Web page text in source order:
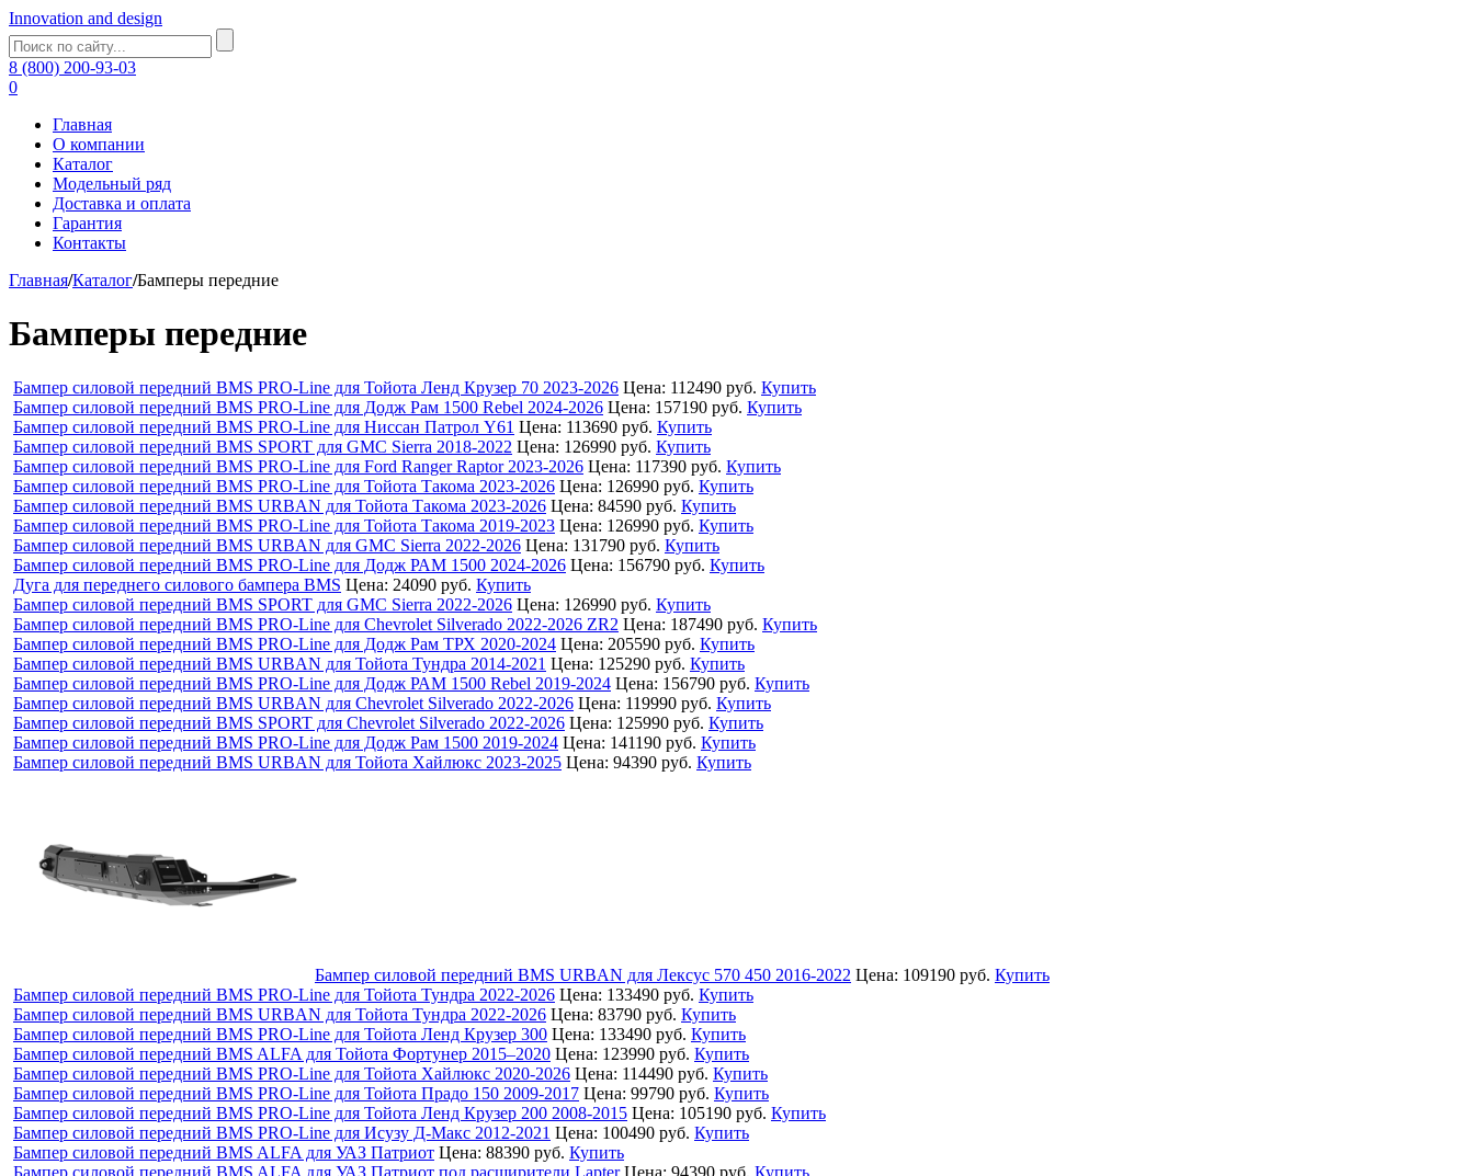
Innovation and design
8 (800) 200-93-03
0
Главная
О компании
Каталог
Модельный ряд
Доставка и оплата
Гарантия
Контакты
Главная/Каталог/Бамперы передние
Бамперы передние
Бампер силовой передний BMS PRO-Line для Тойота Ленд Крузер 70 2023-2026 Цена: 112490 руб. Купить
Бампер силовой передний BMS PRO-Line для Додж Рам 1500 Rebel 2024-2026 Цена: 157190 руб. Купить
Бампер силовой передний BMS PRO-Line для Ниссан Патрол Y61 Цена: 113690 руб. Купить
Бампер силовой передний BMS SPORT для GMC Sierra 2018-2022 Цена: 126990 руб. Купить
Бампер силовой передний BMS PRO-Line для Ford Ranger Raptor 2023-2026 Цена: 117390 руб. Купить
Бампер силовой передний BMS PRO-Line для Тойота Такома 2023-2026 Цена: 126990 руб. Купить
Бампер силовой передний BMS URBAN для Тойота Такома 2023-2026 Цена: 84590 руб. Купить
Бампер силовой передний BMS PRO-Line для Тойота Такома 2019-2023 Цена: 126990 руб. Купить
Бампер силовой передний BMS URBAN для GMC Sierra 2022-2026 Цена: 131790 руб. Купить
Бампер силовой передний BMS PRO-Line для Додж РАМ 1500 2024-2026 Цена: 156790 руб. Купить
Дуга для переднего силового бампера BMS Цена: 24090 руб. Купить
Бампер силовой передний BMS SPORT для GMC Sierra 2022-2026 Цена: 126990 руб. Купить
Бампер силовой передний BMS PRO-Line для Chevrolet Silverado 2022-2026 ZR2 Цена: 187490 руб. Купить
Бампер силовой передний BMS PRO-Line для Додж Рам ТРХ 2020-2024 Цена: 205590 руб. Купить
Бампер силовой передний BMS URBAN для Тойота Тундра 2014-2021 Цена: 125290 руб. Купить
Бампер силовой передний BMS PRO-Line для Додж РАМ 1500 Rebel 2019-2024 Цена: 156790 руб. Купить
Бампер силовой передний BMS URBAN для Chevrolet Silverado 2022-2026 Цена: 119990 руб. Купить
Бампер силовой передний BMS SPORT для Chevrolet Silverado 2022-2026 Цена: 125990 руб. Купить
Бампер силовой передний BMS PRO-Line для Додж Рам 1500 2019-2024 Цена: 141190 руб. Купить
Бампер силовой передний BMS URBAN для Тойота Хайлюкс 2023-2025 Цена: 94390 руб. Купить
Бампер силовой передний BMS URBAN для Лексус 570 450 2016-2022 Цена: 109190 руб. Купить
Бампер силовой передний BMS PRO-Line для Тойота Тундра 2022-2026 Цена: 133490 руб. Купить
Бампер силовой передний BMS URBAN для Тойота Тундра 2022-2026 Цена: 83790 руб. Купить
Бампер силовой передний BMS PRO-Line для Тойота Ленд Крузер 300 Цена: 133490 руб. Купить
Бампер силовой передний BMS ALFA для Тойота Фортунер 2015–2020 Цена: 123990 руб. Купить
Бампер силовой передний BMS PRO-Line для Тойота Хайлюкс 2020-2026 Цена: 114490 руб. Купить
Бампер силовой передний BMS PRO-Line для Тойота Прадо 150 2009-2017 Цена: 99790 руб. Купить
Бампер силовой передний BMS PRO-Line для Тойота Ленд Крузер 200 2008-2015 Цена: 105190 руб. Купить
Бампер силовой передний BMS PRO-Line для Исузу Д-Макс 2012-2021 Цена: 100490 руб. Купить
Бампер силовой передний BMS ALFA для УАЗ Патриот Цена: 88390 руб. Купить
Бампер силовой передний BMS ALFA для УАЗ Патриот под расширители Lapter Цена: 94390 руб. Купить